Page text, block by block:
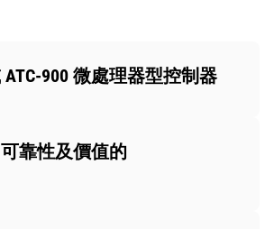
ATC-900 微處理器型控制器
靠性及價值的